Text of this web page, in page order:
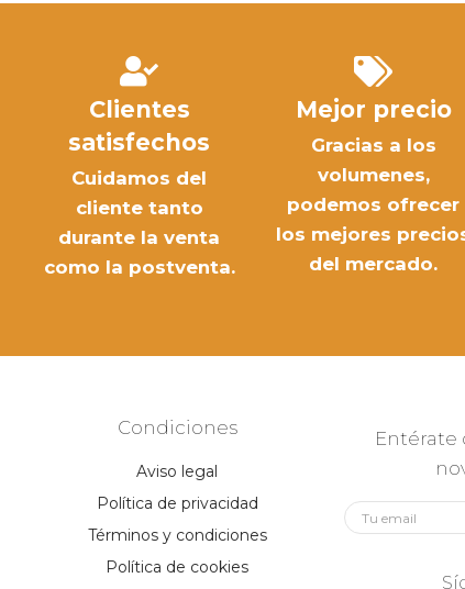
Clientes
satisfechos
Cuidamos del
cliente tanto
durante la venta
como la postventa.
Mejor precio
Gracias a los
volumenes,
podemos ofrecer
los mejores
del mercado.
Condiciones
Aviso legal
Política de privacidad
Términos y condiciones
Política de cookies
Entérate